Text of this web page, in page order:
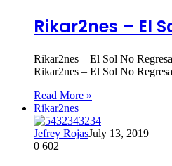
Rikar2nes – El
Rikar2nes – El Sol No
Rikar2nes – El Sol No
Read More »
Rikar2nes
Jefrey RojasJuly 13, 2019
0 602